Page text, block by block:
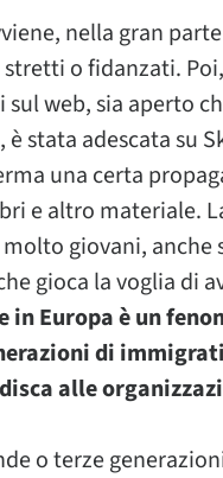
nella gran
o fidanzati.
web, sia aperto
stata adescata su
una certa
e altro materiale.
giovani,
gioca la voglia di
in Europa è un
di
alle
o terze